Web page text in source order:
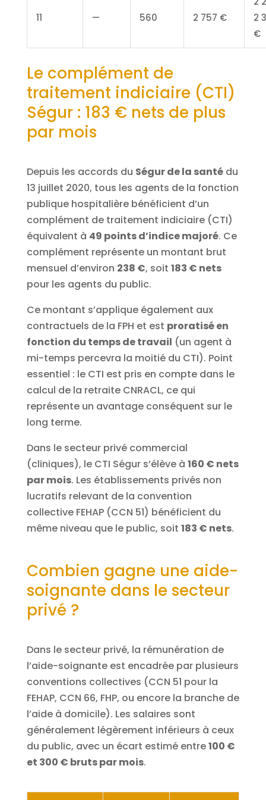
11 — 560 2 757 €
2
€
Le complément de
traitement indiciaire (CTI)
Ségur : 183 € nets de plus
par mois
Depuis les accords du Ségur de la santédu
13 juillet 2020, tous les agents de la fonction
publique hospitalière bénéficient d’un
complément de traitement indiciaire (CTI)
équivalent à 49 points d’indice majoré. Ce
complément représente un montant brut
mensuel d’environ 238 €, soit 183 € nets
pour les agents du public.
Ce montant s’applique également aux
contractuels de la FPH et est proratisé en
fonction du temps de travail (un agent à
mi-temps percevra la moitié du CTI). Point
essentiel : le CTI est pris en compte dans le
calcul de la retraite CNRACL, ce qui
représente un avantage conséquent sur le
long terme.
Dans le secteur privé commercial
(cliniques), le CTI Ségur s’élève à 160 € nets
par mois. Les établissements privés non
lucratifs relevant de la convention
collective FEHAP (CCN 51) bénéficient du
même niveau que le public, soit 183 € nets.
Combien gagne une aide-
soignante dans le secteur
privé ?
Dans le secteur privé, la rémunération de
l’aide-soignante est encadrée par plusieurs
conventions collectives (CCN 51 pour la
FEHAP, CCN 66, FHP, ou encore la branche de
l’aide à domicile). Les salaires sont
généralement légèrement inférieurs à ceux
du public, avec un écart estimé entre100 €
et 300 € bruts par mois.